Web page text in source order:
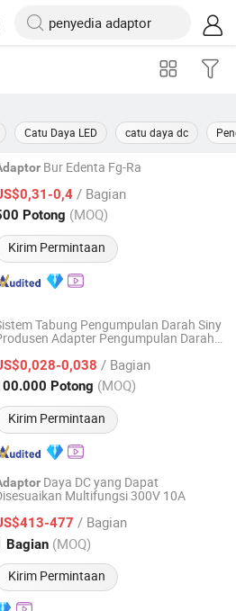
Catu Daya LED catu daya dc
Bur Edenta Fg-Ra
0,4 / Bagian
Potong (MOQ)
Kirim Permintaan
Harga mulai 2015
Tabung Pengumpulan Darah Siny
Adapter Pengumpulan Darah
0,038 / Bagian
Potong (MOQ)
Kirim Permintaan
Co., Ltd.
Harga mulai 2014
Daya DC yang Dapat
Multifungsi 300V 10A
477 / Bagian
Bagian (MOQ)
Kirim Permintaan
Technology Co.,Ltd
Harga mulai 2026